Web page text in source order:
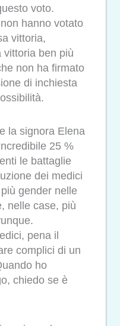
voto.
hanno votato
vittoria,
vittoria ben più
non ha firmato
di inchiesta
la signora Elena
25 %
le battaglie
dei medici
gender nelle
nelle case, più
pena il
complici di un
ho
chiedo se è